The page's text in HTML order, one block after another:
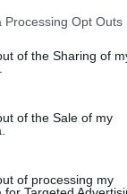
website/app uses
or usage
to Google and its
specified
Processing Opt Outs
of the Sharing of
of the Sale of my
of processing my
évad készült
a Netflix
azA mi
az HBO
(Netflix). És